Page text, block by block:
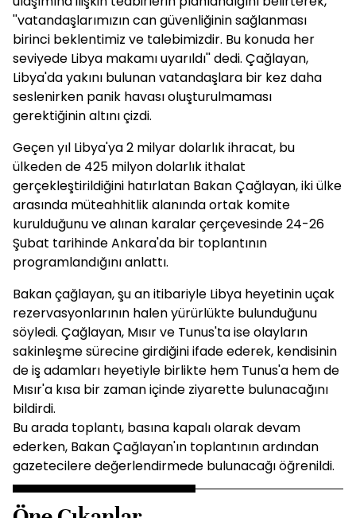
''vatandaşlarımızın can güvenliğinin sağlanması
birinci beklentimiz ve talebimizdir. Bu konuda her
seviyede Libya makamı uyarıldı'' dedi. Çağlayan,
Libya'da yakını bulunan vatandaşlara bir kez daha
seslenirken panik havası oluşturulmaması
gerektiğinin altını çizdi.
Geçen yıl Libya'ya 2 milyar dolarlık ihracat, bu
ülkeden de 425 milyon dolarlık ithalat
gerçekleştirildiğini hatırlatan Bakan Çağlayan, iki ülke
arasında müteahhitlik alanında ortak komite
kurulduğunu ve alınan karalar çerçevesinde 24-26
Şubat tarihinde Ankara'da bir toplantının
programlandığını anlattı.
Bakan çağlayan, şu an itibariyle Libya heyetinin uçak
rezervasyonlarının halen yürürlükte bulunduğunu
söyledi. Çağlayan, Mısır ve Tunus'ta ise olayların
sakinleşme sürecine girdiğini ifade ederek, kendisinin
de iş adamları heyetiyle birlikte hem Tunus'a hem de
Mısır'a kısa bir zaman içinde ziyarette bulunacağını
bildirdi.
Bu arada toplantı, basına kapalı olarak devam
ederken, Bakan Çağlayan'ın toplantının ardından
gazetecilere değerlendirmede bulunacağı öğrenildi.